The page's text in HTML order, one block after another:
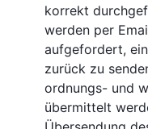
korrekt
werden per
aufgefordert,
zurück zu
ordnungs- und
übermittelt